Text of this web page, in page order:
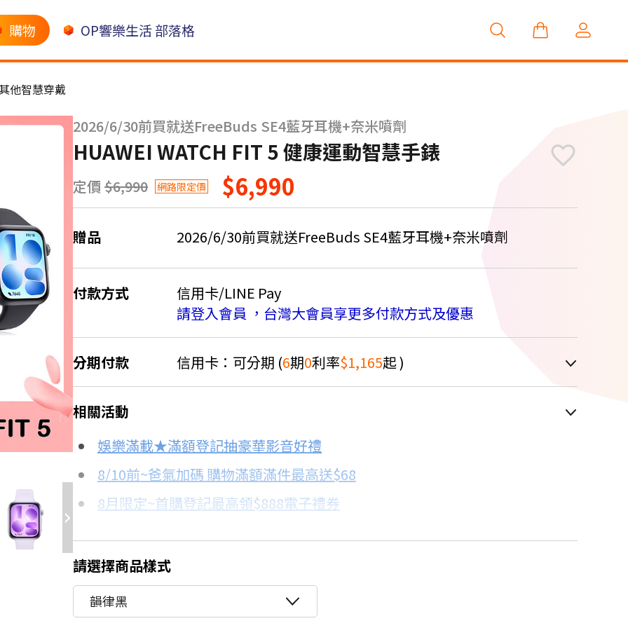
購物 OP響樂生活 部落格
他智慧穿戴
2026/6/30前買就送FreeBuds SE4藍牙耳機+奈米噴劑
HUAWEI WATCH FIT 5 健康運動智慧手錶
定價 $6,990 網路限定價 $6,990
贈品 2026/6/30前買就送FreeBuds SE4藍牙耳機+奈米噴劑
付款方式
信用卡/LINE Pay
請登入會員 ，台灣大會員享更多付款方式及優惠
分期付款 信用卡：可分期 (6期0利率$1,165起 )
＊實際可分期數、適用利率，請以購物車顯示為主
信用卡分期
分期數
3期 0利率
6期
每期金額
$2,330
$1,246
配合銀行/業者
18家銀行/業者
相關活動
娛樂滿載★滿額登記抽豪華影音好禮
8/10前~爸氣加碼 購物滿額滿件最高送$68
8月限定~首購登記最高領$888電子禮券
8/15前~指定購物滿額最高回饋25%
更多信用卡分期0利率滿額享回饋
請選擇商品樣式
韻律黑